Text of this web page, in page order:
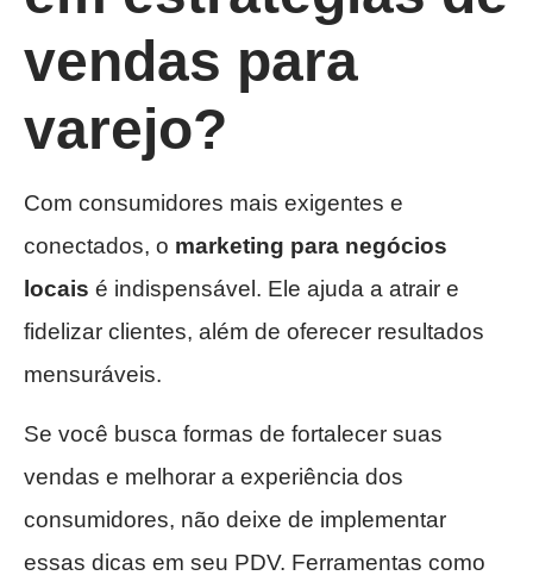
vendas para
varejo?
Com consumidores mais exigentes e
conectados, o marketing para negócios
locais é indispensável. Ele ajuda a atrair e
fidelizar clientes, além de oferecer resultados
mensuráveis.
Se você busca formas de fortalecer suas
vendas e melhorar a experiência dos
consumidores, não deixe de implementar
essas dicas em seu PDV. Ferramentas como